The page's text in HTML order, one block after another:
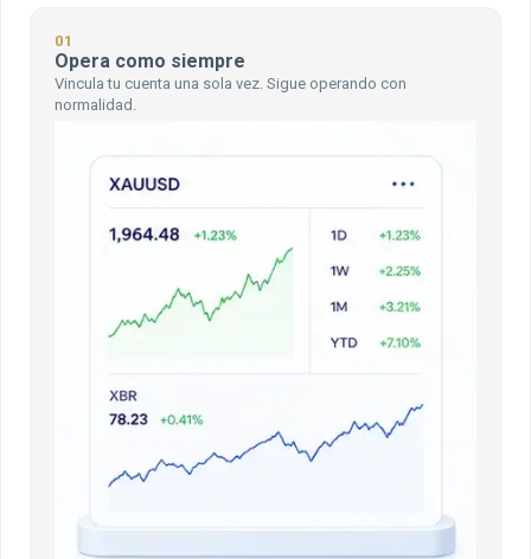
01
Opera como siempre
Vincula tu cuenta una sola vez. Sigue operando con
normalidad.